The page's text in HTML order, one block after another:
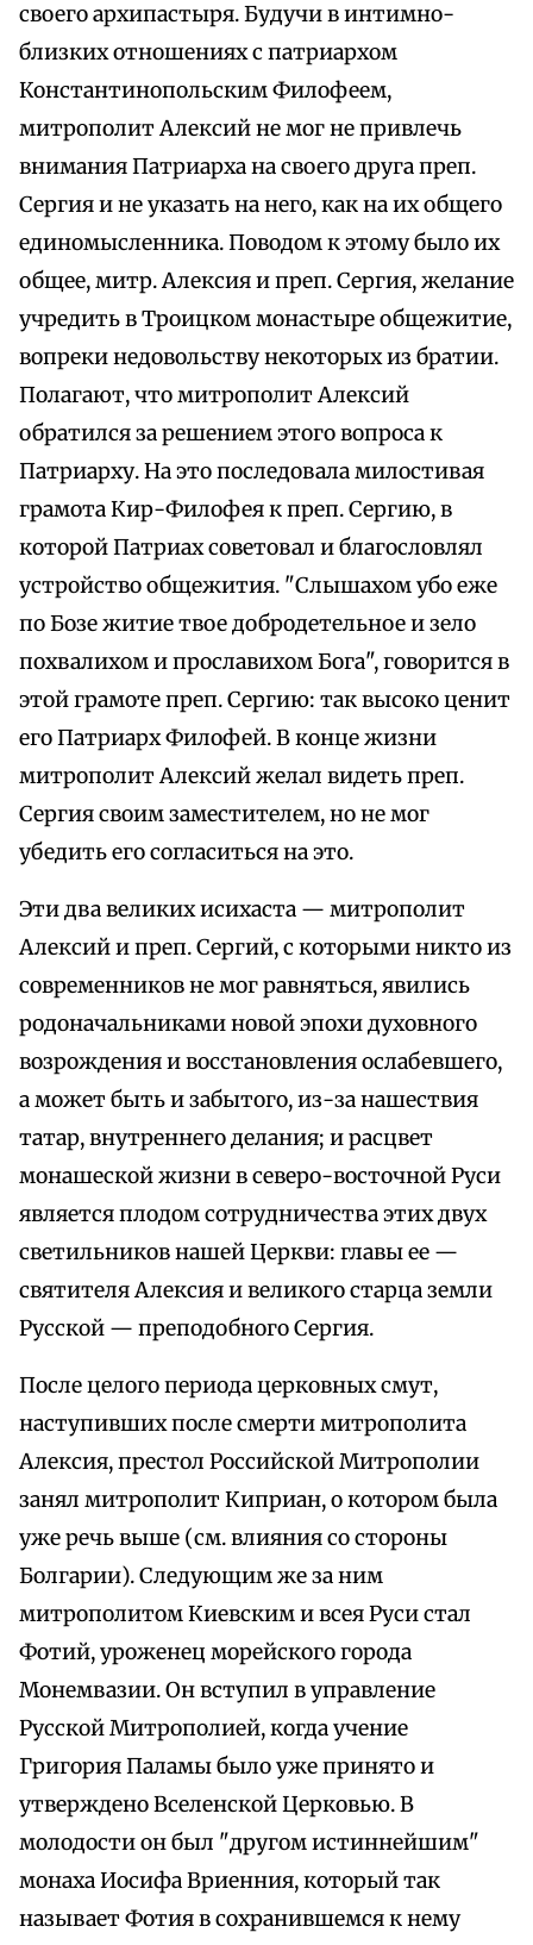
своего архипастыря. Будучи в интимно-
близких отношениях с патриархом
Константинопольским Филофеем,
митрополит Алексий не мог не привлечь
внимания Патриарха на своего друга преп.
Сергия и не указать на него, как на их общего
единомысленника. Поводом к этому было их
общее, митр. Алексия и преп. Сергия, желание
учредить в Троицком монастыре общежитие,
вопреки недовольству некоторых из братии.
Полагают, что митрополит Алексий
обратился за решением этого вопроса к
Патриарху. На это последовала милостивая
грамота Кир-Филофея к преп. Сергию, в
которой Патриах советовал и благословлял
устройство общежития. "Слышахом убо еже
по Бозе житие твое добродетельное и зело
похвалихом и прославихом Бога", говорится в
этой грамоте преп. Сергию: так высоко ценит
его Патриарх Филофей. В конце жизни
митрополит Алексий желал видеть преп.
Сергия своим заместителем, но не мог
убедить его согласиться на это.
Эти два великих исихаста — митрополит
Алексий и преп. Сергий, с которыми никто из
современников не мог равняться, явились
родоначальниками новой эпохи духовного
возрождения и восстановления ослабевшего,
а может быть и забытого, из-за нашествия
татар, внутреннего делания; и расцвет
монашеской жизни в северо-восточной Руси
является плодом сотрудничества этих двух
светильников нашей Церкви: главы ее —
святителя Алексия и великого старца земли
Русской — преподобного Сергия.
После целого периода церковных смут,
наступивших после смерти митрополита
Алексия, престол Российской Митрополии
занял митрополит Киприан, о котором была
уже речь выше (см. влияния со стороны
Болгарии). Следующим же за ним
митрополитом Киевским и всея Руси стал
Фотий, уроженец морейского города
Монемвазии. Он вступил в управление
Русской Митрополией, когда учение
Григория Паламы было уже принято и
утверждено Вселенской Церковью. В
молодости он был "другом истиннейшим"
монаха Иосифа Вриенния, который так
называет Фотия в сохранившемся к нему